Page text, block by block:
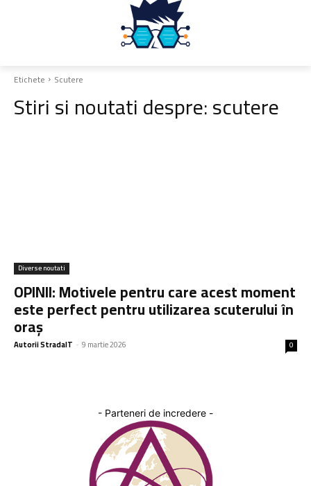
Etichete Scutere
Stiri si noutati despre:scutere
Diverse noutati
OPINII: Motivele pentru care acest moment
este perfect pentru utilizarea scuterului în
oraș
Autorii StradaIT - 9 martie 2026 0
- Parteneri de incredere -